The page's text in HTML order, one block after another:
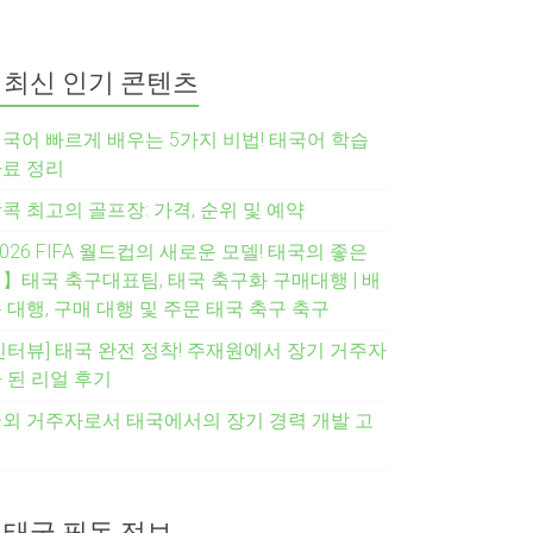
최신 인기 콘텐츠
어 빠르게 배우는 5가지 비법! 태국어 학습
정리
최고의 골프장: 가격, 순위 및 예약
FIFA 월드컵의 새로운 모델! 태국의 좋은
태국 축구대표팀, 태국 축구화 구매대행 | 배
대행, 구매 대행 및 주문 태국 축구 축구
터뷰] 태국 완전 정착! 주재원에서 장기 거주자
된 리얼 후기
거주자로서 태국에서의 장기 경력 개발 고